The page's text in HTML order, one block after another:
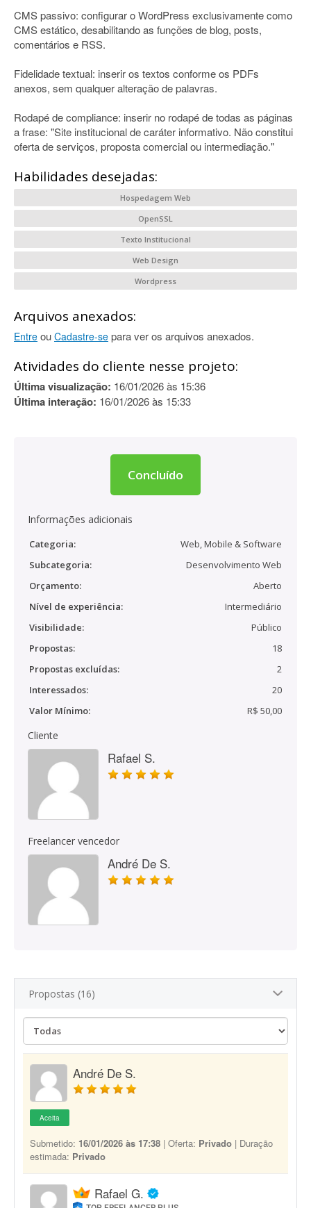
CMS passivo: configurar o WordPress exclusivamente como
CMS estático, desabilitando as funções de blog, posts,
comentários e RSS.
Fidelidade textual: inserir os textos conforme os PDFs
anexos, sem qualquer alteração de palavras.
Rodapé de compliance: inserir no rodapé de todas as páginas
a frase: "Site institucional de caráter informativo. Não constitui
oferta de serviços, proposta comercial ou intermediação."
Habilidades desejadas:
Hospedagem Web
OpenSSL
Texto Institucional
Web Design
Wordpress
Arquivos anexados:
Entre ou Cadastre-se para ver os arquivos anexados.
Atividades do cliente nesse projeto:
Última visualização: 16/01/2026 às 15:36
Última interação: 16/01/2026 às 15:33
Concluído
Informações adicionais
Categoria:
Web, Mobile & Software
Subcategoria:
Desenvolvimento Web
Orçamento:
Aberto
Nível de experiência:
Intermediário
Visibilidade:
Público
Propostas:
18
Propostas excluídas:
2
Interessados:
20
Valor Mínimo:
R$ 50,00
Cliente
Rafael S.
Freelancer vencedor
André De S.
Propostas (16)
André De S.
Aceita
Submetido: 16/01/2026 às 17:38 | Oferta: Privado | Duração
estimada: Privado
Rafael G.